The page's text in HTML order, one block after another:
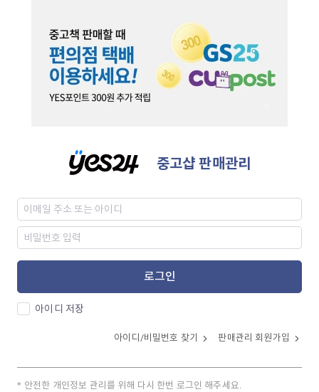
중고샵 판매관리
로그인
아이디 저장
아이디/비밀번호 찾기 판매관리 회원가입
안전한 개인정보 관리를 위해 다시 한번 로그인 해주세요.